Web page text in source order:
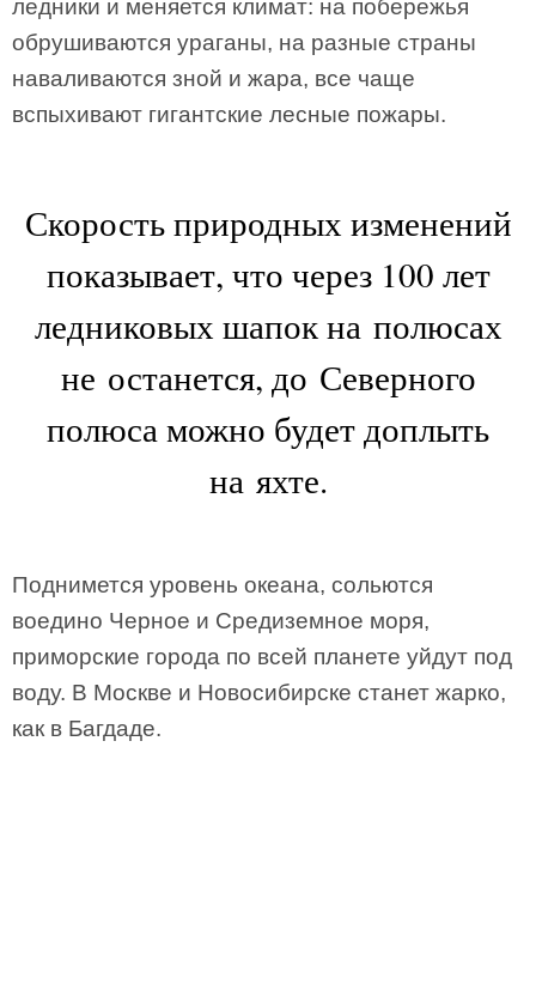
ледники и меняется климат: на побережья
обрушиваются ураганы, на разные страны
наваливаются зной и жара, все чаще
вспыхивают гигантские лесные пожары.
Скорость природных изменений
показывает, что через 100 лет
ледниковых шапок на полюсах
не останется, до Северного
полюса можно будет доплыть
на яхте.
Поднимется уровень океана, сольются
воедино Черное и Средиземное моря,
приморские города по всей планете уйдут под
воду. В Москве и Новосибирске станет жарко,
как в Багдаде.